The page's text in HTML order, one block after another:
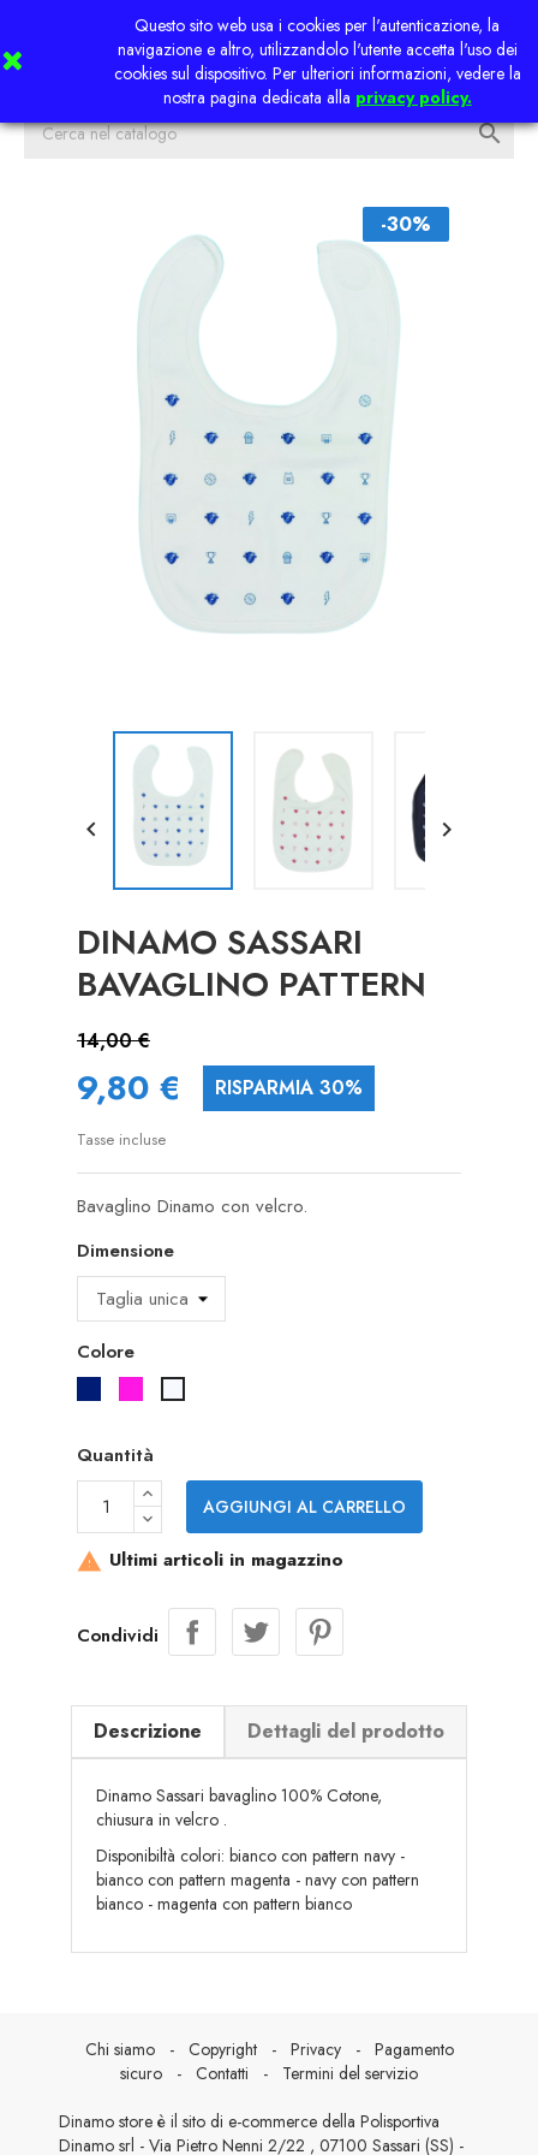
Questo sito web usa i cookies per l'autenticazione, la
navigazione e altro, utilizzandolo l'utente accetta l'uso dei
cookies sul dispositivo. Per ulteriori informazioni, vedere la
nostra pagina dedicata alla privacy policy.


-30%
 
DINAMO SASSARI
BAVAGLINO PATTERN
14,00 €
9,80 € RISPARMIA 30%
Tasse incluse
Bavaglino Dinamo con velcro.
Dimensione
Colore
Quantità
AGGIUNGI AL CARRELLO
 Ultimi articoli in magazzino
Condividi
Descrizione Dettagli del prodotto
Dinamo Sassari bavaglino 100% Cotone,
chiusura in velcro .
Disponibiltà colori: bianco con pattern navy -
bianco con pattern magenta - navy con pattern
bianco - magenta con pattern bianco
Chi siamo- Copyright- Privacy- Pagamento
sicuro - Contatti - Termini del servizio
Dinamo store è il sito di e-commerce della Polisportiva
Dinamo srl - Via Pietro Nenni 2/22 , 07100 Sassari (SS) -